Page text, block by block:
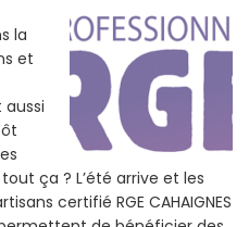
la
et
ça ? L’été arrive et les
certifié RGE CAHAIGNES